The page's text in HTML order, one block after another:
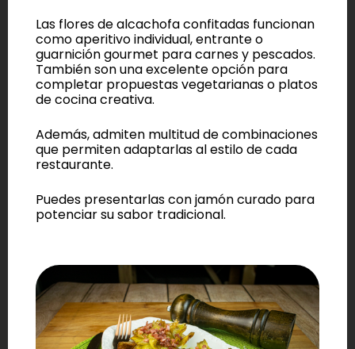
Las flores de alcachofa confitadas funcionan
como aperitivo individual, entrante o
guarnición gourmet para carnes y pescados.
También son una excelente opción para
completar propuestas vegetarianas o platos
de cocina creativa.
Además, admiten multitud de combinaciones
que permiten adaptarlas al estilo de cada
restaurante.
Puedes presentarlas con jamón curado para
potenciar su sabor tradicional.